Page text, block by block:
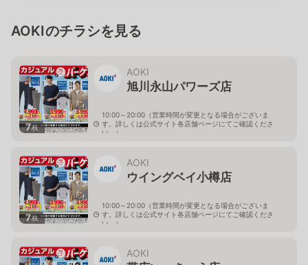
AOKIのチラシを見る
7枚
AOKI
旭川永山パワーズ店
10:00～20:00（営業時間が変更となる場合がございま
す。詳しくは公式サイト各店舗ページにてご確認くださ
い。）
7枚
AOKI
ウイングベイ小樽店
10:00～20:00（営業時間が変更となる場合がございま
す。詳しくは公式サイト各店舗ページにてご確認くださ
い。）
AOKI